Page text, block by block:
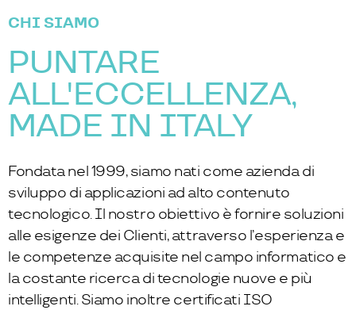
CHI SIAMO
PUNTARE
ALL'ECCELLENZA,
MADE IN ITALY
Fondata nel 1999, siamo nati come azienda di
sviluppo di applicazioni ad alto contenuto
tecnologico. Il nostro obiettivo è fornire soluzioni
alle esigenze dei Clienti, attraverso l’esperienza e
le competenze acquisite nel campo informatico e
la costante ricerca di tecnologie nuove e più
intelligenti. Siamo inoltre certificati ISO